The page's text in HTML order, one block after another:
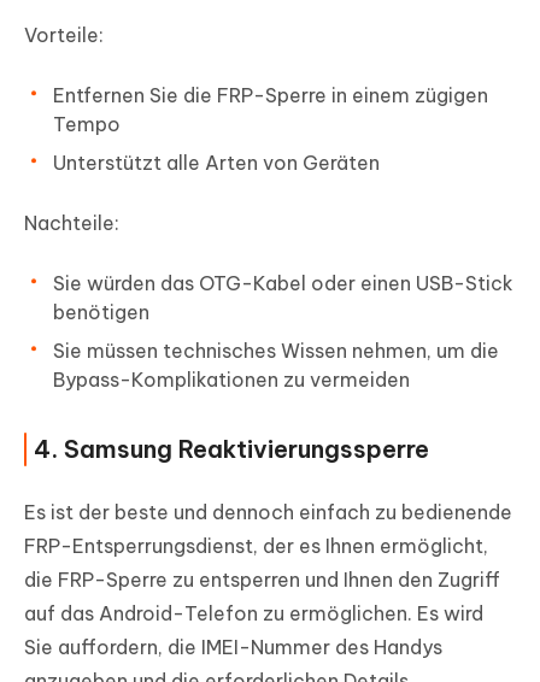
Vorteile:
Entfernen Sie die FRP-Sperre in einem zügigen
Tempo
Unterstützt alle Arten von Geräten
Nachteile:
Sie würden das OTG-Kabel oder einen USB-Stick
benötigen
Sie müssen technisches Wissen nehmen, um die
Bypass-Komplikationen zu vermeiden
4. Samsung Reaktivierungssperre
Es ist der beste und dennoch einfach zu bedienende
FRP-Entsperrungsdienst, der es Ihnen ermöglicht,
die FRP-Sperre zu entsperren und Ihnen den Zugriff
auf das Android-Telefon zu ermöglichen. Es wird
Sie auffordern, die IMEI-Nummer des Handys